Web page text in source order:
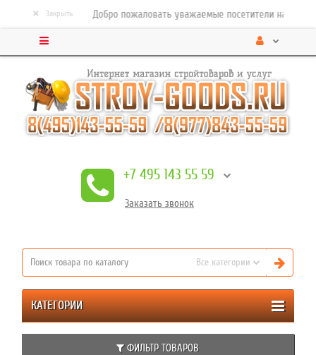
Добро пожаловать уважаемые посетители нашего
× Закрыть
+7 495 143 55 59
Заказать звонок
Все категории
КАТЕГОРИИ
ФИЛЬТР ТОВАРОВ